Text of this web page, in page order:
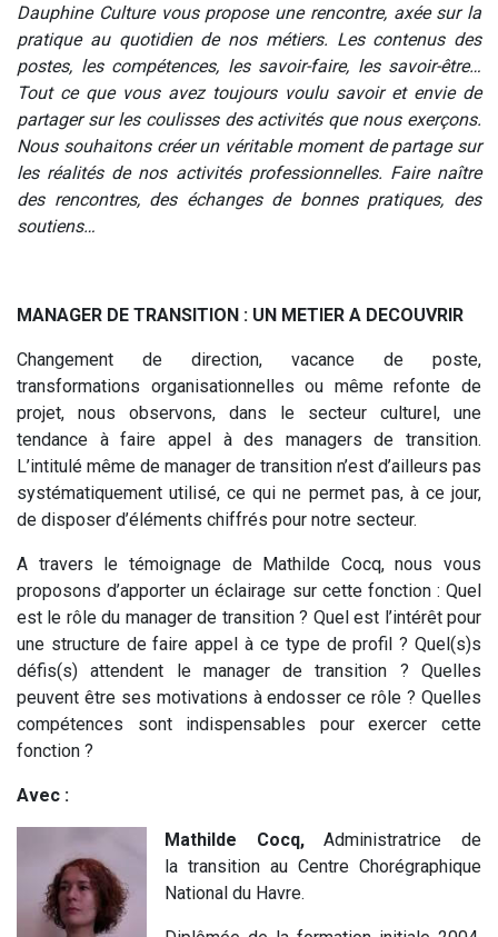
Dauphine Culture vous propose une rencontre, axée sur la
pratique au quotidien de nos métiers. Les contenus des
postes, les compétences, les savoir-faire, les savoir-être…
Tout ce que vous avez toujours voulu savoir et envie de
partager sur les coulisses des activités que nous exerçons.
Nous souhaitons créer un véritable moment de partage sur
les réalités de nos activités professionnelles. Faire naître
des rencontres, des échanges de bonnes pratiques, des
soutiens…
MANAGER DE TRANSITION : UN METIER A DECOUVRIR
Changement de direction, vacance de poste,
transformations organisationnelles ou même refonte de
projet, nous observons, dans le secteur culturel, une
tendance à faire appel à des managers de transition.
L’intitulé même de manager de transition n’est d’ailleurs pas
systématiquement utilisé, ce qui ne permet pas, à ce jour,
de disposer d’éléments chiffrés pour notre secteur.
A travers le témoignage de Mathilde Cocq, nous vous
proposons d’apporter un éclairage sur cette fonction : Quel
est le rôle du manager de transition ? Quel est l’intérêt pour
une structure de faire appel à ce type de profil ? Quel(s)s
défis(s) attendent le manager de transition ? Quelles
peuvent être ses motivations à endosser ce rôle ? Quelles
compétences sont indispensables pour exercer cette
fonction ?
Avec :
Mathilde Cocq,Administratrice de
la transition au Centre Chorégraphique
National du Havre.